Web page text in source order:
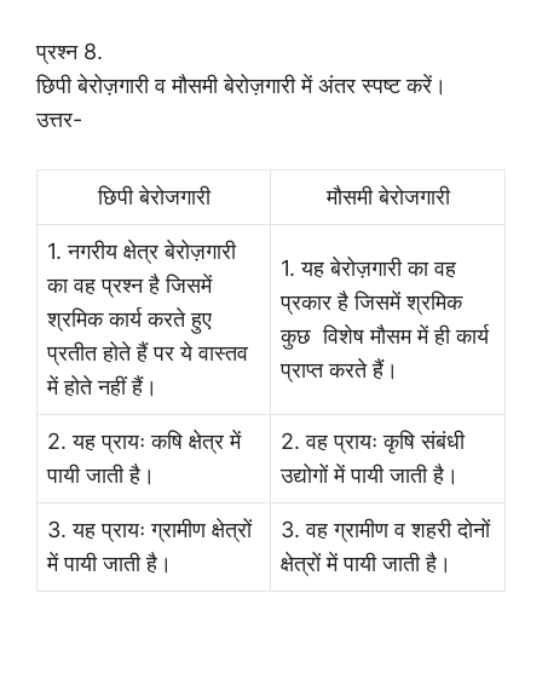
प्रश्न 8.
छिपी बेरोज़गारी व मौसमी बेरोज़गारी में अंतर स्पष्ट करें।
उत्तर-
छिपी बेरोजगारी मौसमी बेरोजगारी
1. नगरीय क्षेत्र बेरोज़गारी
का वह प्रश्न है जिसमें
श्रमिक कार्य करते हुए
प्रतीत होते हैं पर ये वास्तव
में होते नहीं हैं।
1. यह बेरोज़गारी का वह
प्रकार है जिसमें श्रमिक
कुछ विशेष मौसम में ही कार्य
प्राप्त करते हैं।
2. यह प्रायः कषि क्षेत्र में
पायी जाती है।
2. वह प्रायः कृषि संबंधी
उद्योगों में पायी जाती है।
3. यह प्रायः ग्रामीण क्षेत्रों
में पायी जाती है।
3. वह ग्रामीण व शहरी दोनों
क्षेत्रों में पायी जाती है।